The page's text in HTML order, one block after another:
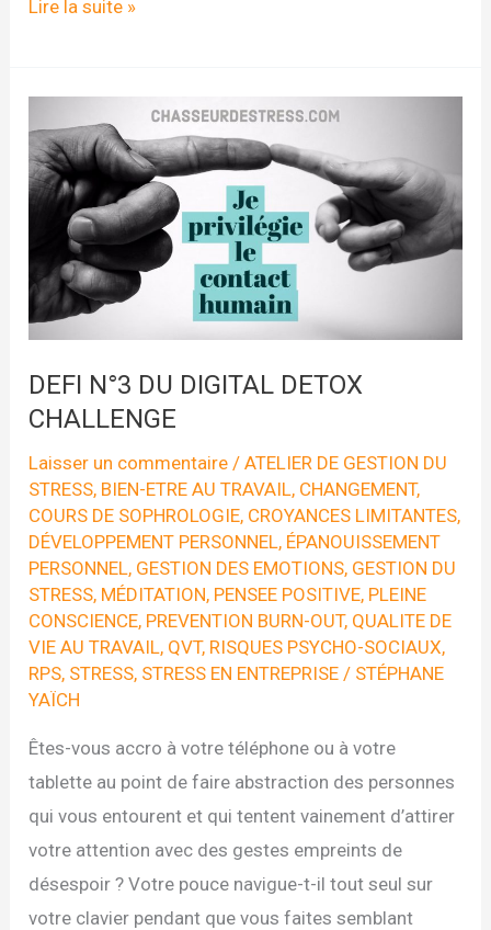
DEFI
DETOX
CHALLENGE
Lire la suite »
DEFI N°3 DU DIGITAL DETOX
CHALLENGE
Laisser un commentaire /ATELIER DE GESTION DU
STRESS, BIEN-ETRE AU TRAVAIL, CHANGEMENT,
COURS DE SOPHROLOGIE, CROYANCES LIMITANTES,
DÉVELOPPEMENT PERSONNEL, ÉPANOUISSEMENT
PERSONNEL, GESTION DES EMOTIONS, GESTION DU
STRESS, MÉDITATION, PENSEE POSITIVE, PLEINE
CONSCIENCE, PREVENTION BURN-OUT, QUALITE DE
VIE AU TRAVAIL, QVT, RISQUES PSYCHO-SOCIAUX,
RPS, STRESS, STRESS EN ENTREPRISE / STÉPHANE
YAÏCH
Êtes-vous accro à votre téléphone ou à votre
tablette au point de faire abstraction des personnes
qui vous entourent et qui tentent vainement d’attirer
votre attention avec des gestes empreints de
désespoir ? Votre pouce navigue-t-il tout seul sur
votre clavier pendant que vous faites semblant